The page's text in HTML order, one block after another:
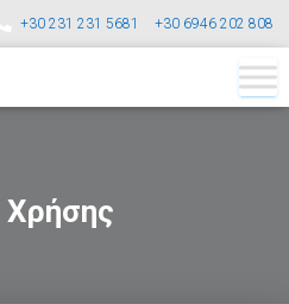
+30 231 231 5681 +30 6946 202 808
Χρήσης